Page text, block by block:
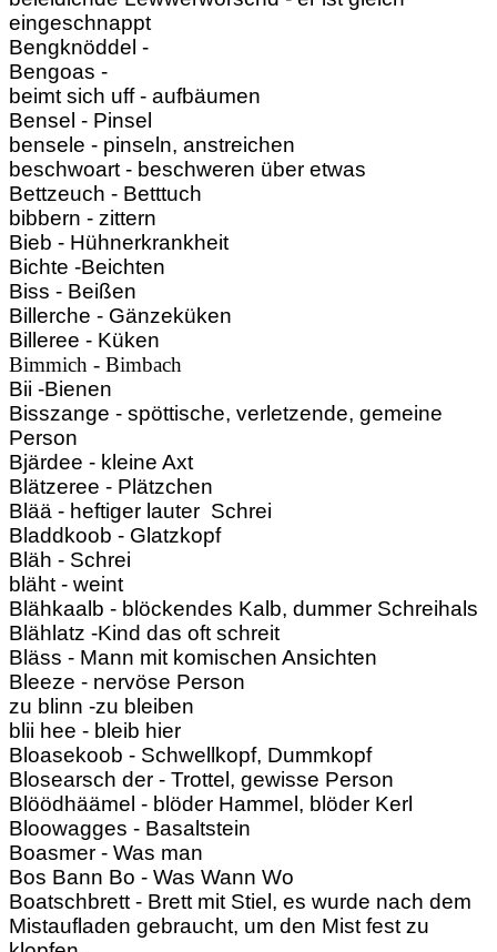
eingeschnappt
Bengknöddel -
Bengoas -
beimt sich uff - aufbäumen
Bensel - Pinsel
bensele - pinseln, anstreichen
beschwoart - beschweren über etwas
Bettzeuch - Betttuch
bibbern - zittern
Bieb - Hühnerkrankheit
Bichte -Beichten
Biss - Beißen
Billerche - Gänzeküken
Billeree - Küken
Bimmich - Bimbach
Bii -Bienen
Bisszange - spöttische, verletzende, gemeine
Person
Bjärdee - kleine Axt
Blätzeree - Plätzchen
Blää - heftiger lauter Schrei
Bladdkoob - Glatzkopf
Bläh - Schrei
bläht - weint
Blähkaalb - blöckendes Kalb, dummer Schreihals
Blählatz -Kind das oft schreit
Bläss - Mann mit komischen Ansichten
Bleeze - nervöse Person
zu blinn -zu bleiben
blii hee - bleib hier
Bloasekoob - Schwellkopf, Dummkopf
Blosearsch der - Trottel, gewisse Person
Blöödhäämel - blöder Hammel, blöder Kerl
Bloowagges - Basaltstein
Boasmer - Was man
Bos Bann Bo - Was Wann Wo
Boatschbrett - Brett mit Stiel, es wurde nach dem
Mistaufladen gebraucht, um den Mist fest zu